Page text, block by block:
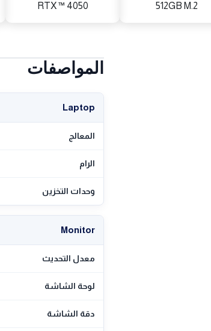
512GB M.2
RTX ™ 4050
المواصفات
Laptop
المعالج
الرام
وحدات التخزين
Monitor
معدل التحديث
لوحة الشاشة
دقة الشاشة